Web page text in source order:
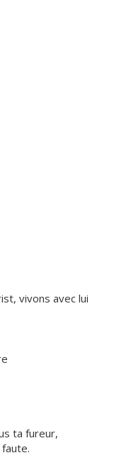
vivons avec lui
ta fureur,